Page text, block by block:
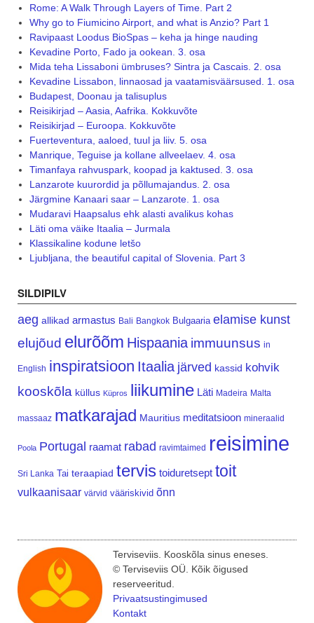
Rome: A Walk Through Layers of Time. Part 2
Why go to Fiumicino Airport, and what is Anzio? Part 1
Ravipaast Loodus BioSpas – keha ja hinge nauding
Kevadine Porto, Fado ja ookean. 3. osa
Mida teha Lissaboni ümbruses? Sintra ja Cascais. 2. osa
Kevadine Lissabon, linnaosad ja vaatamisväärsused. 1. osa
Budapest, Doonau ja talisuplus
Reisikirjad – Aasia, Aafrika. Kokkuvõte
Reisikirjad – Euroopa. Kokkuvõte
Fuerteventura, aaloed, tuul ja liiv. 5. osa
Manrique, Teguise ja kollane allveelaev. 4. osa
Timanfaya rahvuspark, koopad ja kaktused. 3. osa
Lanzarote kuurordid ja põllumajandus. 2. osa
Järgmine Kanaari saar – Lanzarote. 1. osa
Mudaravi Haapsalus ehk alasti avalikus kohas
Läti oma väike Itaalia – Jurmala
Klassikaline kodune letšo
Ljubljana, the beautiful capital of Slovenia. Part 3
SILDIPILV
aeg allikad armastus Bali Bangkok Bulgaaria elamise kunst
elujõud elurõõm Hispaania immuunsus in
English inspiratsioon Itaalia järved kassid kohvik
kooskõla küllus Küpros liikumine Läti Madeira Malta
massaaz matkarajad Mauritius meditatsioon mineraalid
Poola Portugal raamat rabad ravimtaimed reisimine
Sri Lanka Tai teraapiad tervis toiduretsept toit
vulkaanisaar värvid vääriskivid õnn
Terviseviis. Kooskõla sinus eneses.
© Terviseviis OÜ. Kõik õigused
reserveeritud.
Privaatsustingimused
Kontakt